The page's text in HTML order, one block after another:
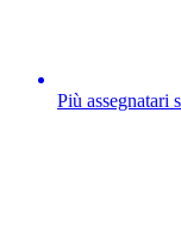
Più assegnatari